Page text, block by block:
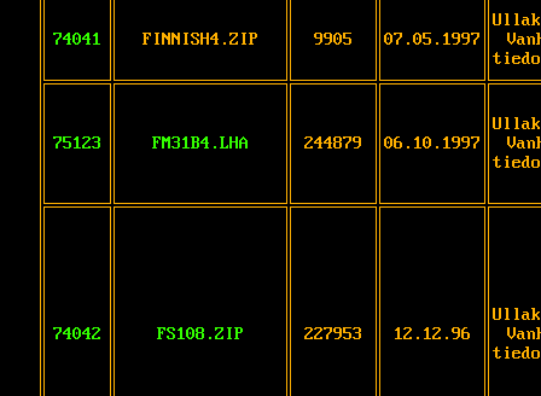
74041 FINNISH4.ZIP 9905 07.05.1997
75123 FM31B4.LHA 244879 06.10.1997
74042 FS108.ZIP 227953 12.12.96